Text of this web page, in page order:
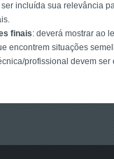
incluída sua relevância
finais: deverá mostrar ao
encontrem situações
profissional devem ser